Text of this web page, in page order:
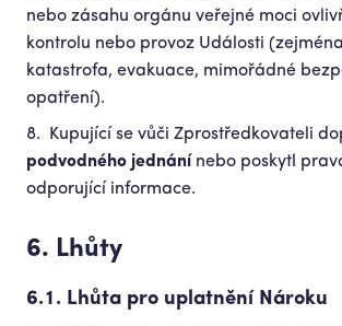
nebo zásahu orgánu veřejné moci
kontrolu nebo provoz Události
katastrofa, evakuace, mimořádné
opatření).
Kupující se vůči Zprostředkovateli
podvodného jednání nebo poskytl
odporující informace.
6. Lhůty
6.1. Lhůta pro uplatnění Nároku